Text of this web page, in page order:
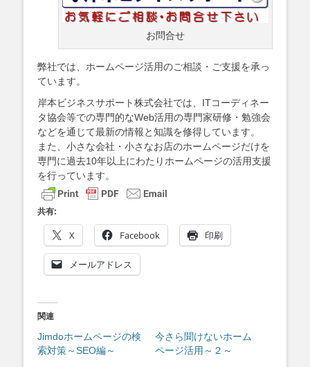
お問合せ
弊社では、ホームページ活用のご相談・ご支援を承っ
ています。
岸本ビジネスサポート株式会社では、ITコーディネー
タ協会等での専門的なWeb活用の専門家研修・勉強会
などを通じて最新の情報と知識を修得しています。
また、小さな会社・小さなお店のホームページだけを
専門に過去10年以上にわたりホームページの活用支援
を行っています。
共有:
X Facebook 印刷
メールアドレス
関連
Jimdoホームページの検
索対策～SEO編～
今さら聞けないホーム
ページ活用～２～